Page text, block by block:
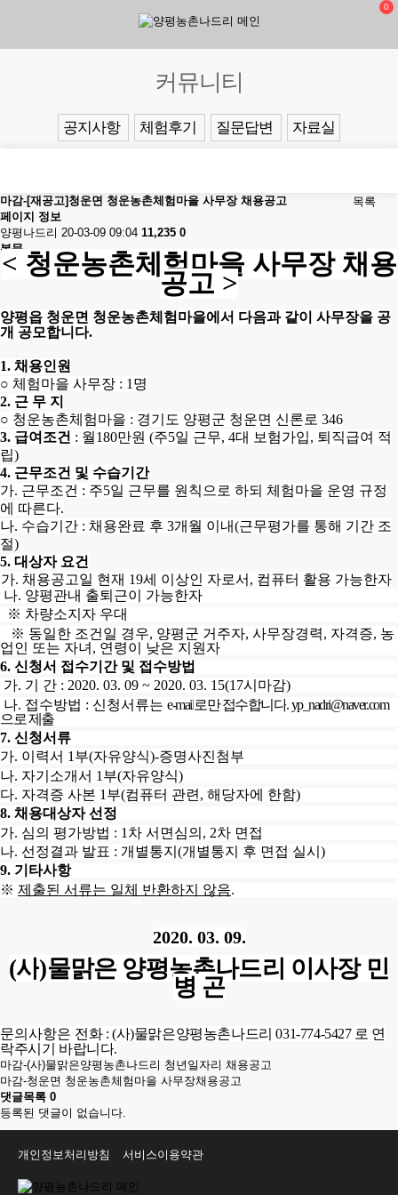
0
커뮤니티
공지사항 체험후기 질문답변 자료실
목록
마감-[재공고]청운면 청운농촌체험마을 사무장 채용공고
페이지 정보
양평나드리 20-03-09 09:04 11,235 0
본문
< 청운농촌체험마을 사무장 채용
공고 >
양평읍 청운면 청운농촌체험마을에서 다음과 같이 사무장을 공
개 공모합니다.
1. 채용인원
○ 체험마을 사무장 : 1 명
2. 근 무 지
○ 청운농촌체험마을 : 경기도 양평군 청운면 신론로 346
3. 급여조건 : 월180만원 (주5일 근무, 4대 보험가입, 퇴직급여 적
립)
4. 근무조건 및 수습기간
가. 근무조건 : 주5일 근무를 원칙으로 하되 체험마을 운영 규정
에 따른다.
나. 수습기간 : 채용완료 후 3개월 이내(근무평가를 통해 기간 조
절)
5. 대상자 요건
. 채용공고일 현재 19세 이상인 자로서 , 컴퓨터 활용 가능한자
나. 양평관내 출퇴근이 가능한자
※ 차량소지자 우대
※ 동일한 조건일 경우, 양평군 거주자, 사무장경력, 자격증, 농
업인 또는 자녀 , 연령이 낮은 지원자
6. 신청서 접수기간 및 접수방법
가. 기 간 : 2020. 03. 09 ~ 2020. 03. 15(17시 마감)
나. 접수방법 : 신청서류는 e-mail로만 접수합니다. yp_nadri@naver.com
으로 제출
7. 신청서류
가. 이력서 1 부(자유양식)-증명사진첨부
나. 자기소개서 1 부(자유양식)
다. 자격증 사본 1 부(컴퓨터 관련 , 해당자에 한함)
8. 채용대상자 선정
가. 심의 평가방법 : 1 차 서면심의 , 2차 면접
나. 선정결과 발표 : 개별통지 (개별통지 후 면접 실시 )
9. 기타사항
※ 제출된 서류는 일체 반환하지 않음.
2020. 03. 09.
(사)물맑은 양평농촌나드리 이사장 민
병 곤
문의사항은 전화 : (사)물맑은양평농촌나드리031-774-5427 로 연
락주시기 바랍니다.
마감-(사)물맑은양평농촌나드리 청년일자리 채용공고
마감-청운면 청운농촌체험마을 사무장채용공고
댓글목록 0
등록된 댓글이 없습니다.
개인정보처리방침 서비스이용약관